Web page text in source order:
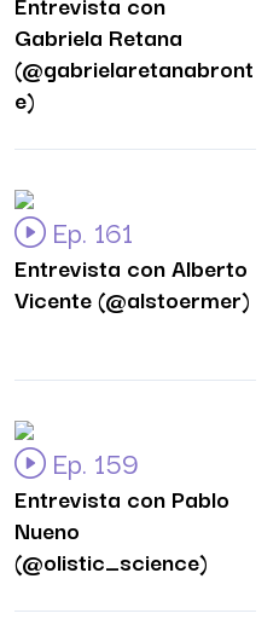
Gabriela Retana
(@gabrielaretanabront
e)
Ep. 161
Entrevista con Alberto
Vicente (@alstoermer)
Ep. 159
Entrevista con Pablo
Nueno
(@olistic_science)